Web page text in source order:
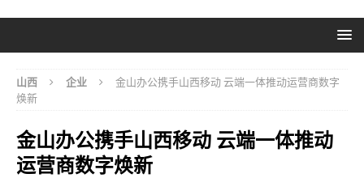
山西 企业
金山办公携手山西移动 云端一体推动运营商数字
焕新
金山办公携手山西移动 云端一体推动
运营商数字焕新